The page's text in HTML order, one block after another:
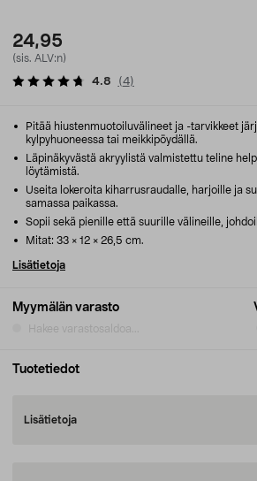
24,95
(sis. ALV:n)
4.8 (4)
Myymälän varasto
Hakee varastosaldoa...
Pitää hiustenmuotoiluvälineet ja -tarvikkeet
kylpyhuoneessa tai meikkipöydällä.
Läpinäkyvästä akryylistä valmistettu teline
löytämistä.
Useita lokeroita kiharrusraudalle, harjoille ja
samassa paikassa.
Sopii sekä pienille että suurille välineille,
Mitat: 33 × 12 × 26,5 cm.
Lisätietoja
Tuotetiedot
Lisätietoja